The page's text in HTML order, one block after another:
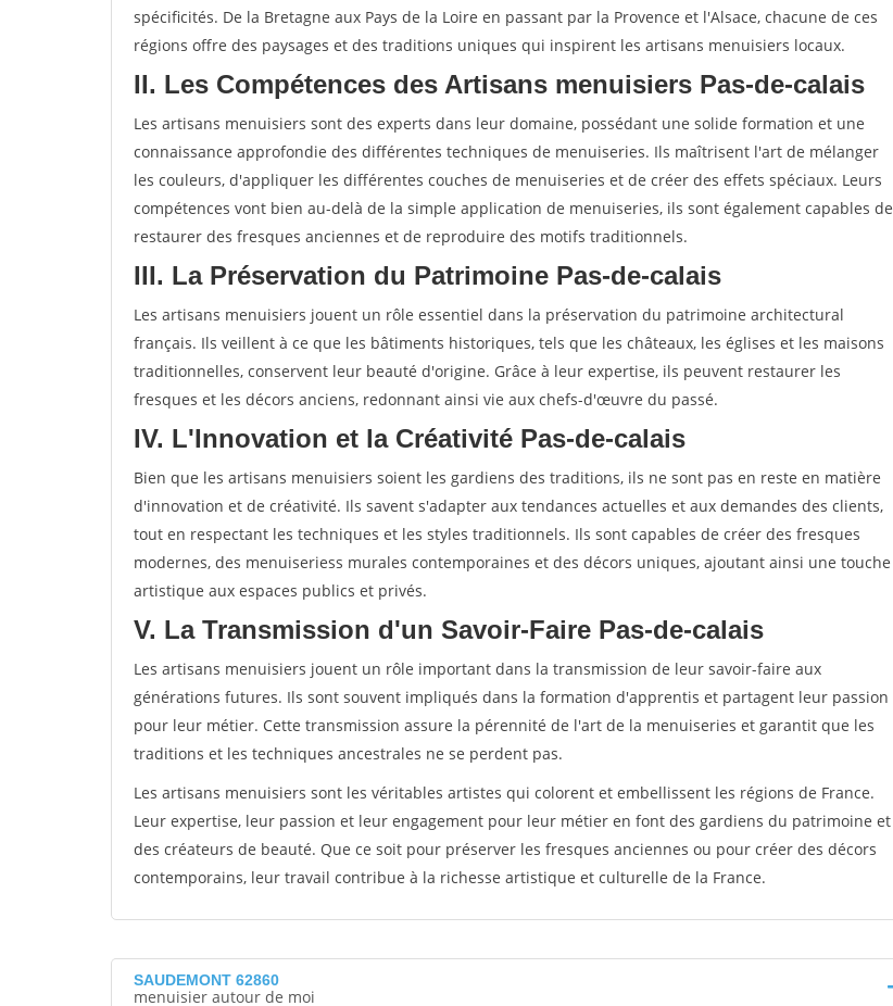
spécificités. De la Bretagne aux Pays de la Loire en passant par la Provence et l'Alsace, chacune de ces
régions offre des paysages et des traditions uniques qui inspirent les artisans menuisiers locaux.
II. Les Compétences des Artisans menuisiers Pas-de-calais
Les artisans menuisiers sont des experts dans leur domaine, possédant une solide formation et une
connaissance approfondie des différentes techniques de menuiseries. Ils maîtrisent l'art de mélanger
les couleurs, d'appliquer les différentes couches de menuiseries et de créer des effets spéciaux. Leurs
compétences vont bien au-delà de la simple application de menuiseries, ils sont également capables de
restaurer des fresques anciennes et de reproduire des motifs traditionnels.
III. La Préservation du Patrimoine Pas-de-calais
Les artisans menuisiers jouent un rôle essentiel dans la préservation du patrimoine architectural
français. Ils veillent à ce que les bâtiments historiques, tels que les châteaux, les églises et les maisons
traditionnelles, conservent leur beauté d'origine. Grâce à leur expertise, ils peuvent restaurer les
fresques et les décors anciens, redonnant ainsi vie aux chefs-d'œuvre du passé.
IV. L'Innovation et la Créativité Pas-de-calais
Bien que les artisans menuisiers soient les gardiens des traditions, ils ne sont pas en reste en matière
d'innovation et de créativité. Ils savent s'adapter aux tendances actuelles et aux demandes des clients,
tout en respectant les techniques et les styles traditionnels. Ils sont capables de créer des fresques
modernes, des menuiseriess murales contemporaines et des décors uniques, ajoutant ainsi une touche
artistique aux espaces publics et privés.
V. La Transmission d'un Savoir-Faire Pas-de-calais
Les artisans menuisiers jouent un rôle important dans la transmission de leur savoir-faire aux
générations futures. Ils sont souvent impliqués dans la formation d'apprentis et partagent leur passion
pour leur métier. Cette transmission assure la pérennité de l'art de la menuiseries et garantit que les
traditions et les techniques ancestrales ne se perdent pas.
Les artisans menuisiers sont les véritables artistes qui colorent et embellissent les régions de France.
Leur expertise, leur passion et leur engagement pour leur métier en font des gardiens du patrimoine et
des créateurs de beauté. Que ce soit pour préserver les fresques anciennes ou pour créer des décors
contemporains, leur travail contribue à la richesse artistique et culturelle de la France.
SAUDEMONT 62860
menuisier autour de moi